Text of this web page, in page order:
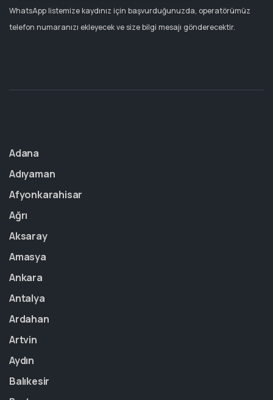
WhatsApp listemize kaydınız için başvurduğunuzda, operatörümüz
telefon numaranızı ekleyecek ve size bilgi mesajı gönderecektir.
Adana
Adıyaman
Afyonkarahisar
Ağrı
Aksaray
Amasya
Ankara
Antalya
Ardahan
Artvin
Aydın
Balıkesir